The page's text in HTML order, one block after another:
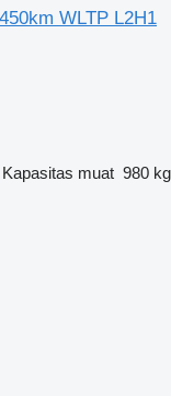
WLTP L2H1
Kapasitas muat 980 kg